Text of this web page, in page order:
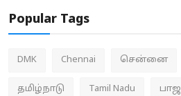
Popular Tags
DMK Chennai சென்னை
தமிழ்நாடு Tamil Nadu